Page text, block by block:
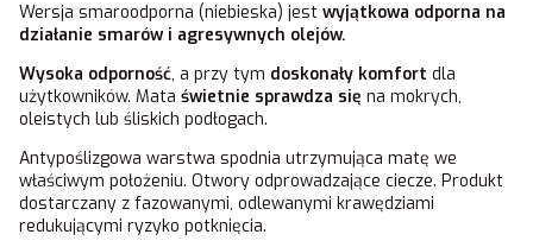
Wersja smaroodporna (niebieska) jest wyjątkowa odporna na
działanie smarów i agresywnych olejów.
Wysoka odporność, a przy tym doskonały komfort dla
użytkowników. Mata świetnie sprawdza się na mokrych,
oleistych lub śliskich podłogach.
Antypoślizgowa warstwa spodnia utrzymująca matę we
właściwym położeniu. Otwory odprowadzające ciecze. Produkt
dostarczany z fazowanymi, odlewanymi krawędziami
redukującymi ryzyko potknięcia.